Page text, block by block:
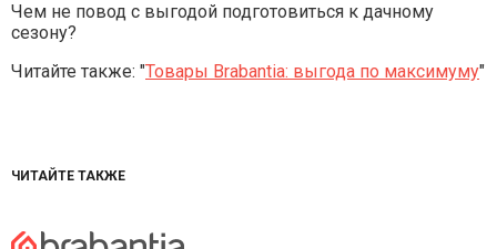
Чем не повод с выгодой подготовиться к дачному
сезону?
Читайте также: "Товары Brabantia: выгода по максимуму"
ЧИТАЙТЕ ТАКЖЕ